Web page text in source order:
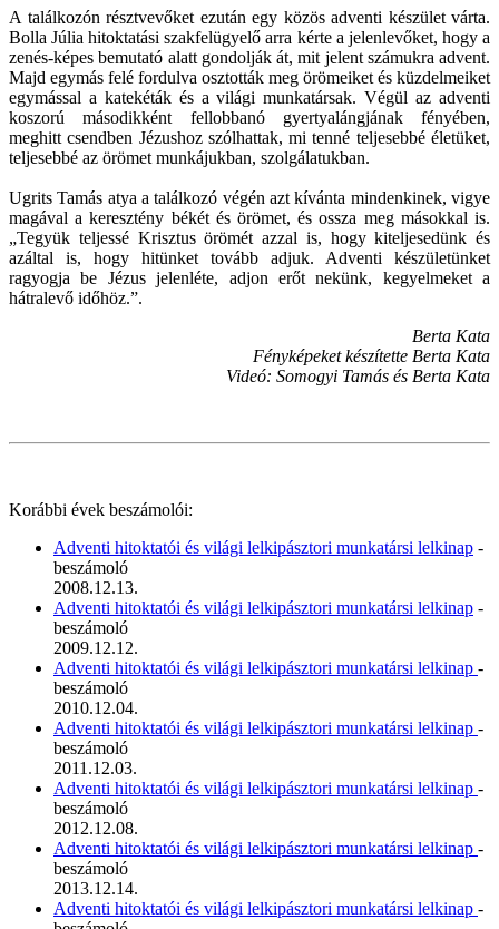
A találkozón résztvevőket ezután egy közös adventi készület várta.
Bolla Júlia hitoktatási szakfelügyelő arra kérte a jelenlevőket, hogy a
zenés-képes bemutató alatt gondolják át, mit jelent számukra advent.
Majd egymás felé fordulva osztották meg örömeiket és küzdelmeiket
egymással a katekéták és a világi munkatársak. Végül az adventi
koszorú másodikként fellobbanó gyertyalángjának fényében,
meghitt csendben Jézushoz szólhattak, mi tenné teljesebbé életüket,
teljesebbé az örömet munkájukban, szolgálatukban.
Ugrits Tamás atya a találkozó végén azt kívánta mindenkinek, vigye
magával a keresztény békét és örömet, és ossza meg másokkal is.
„Tegyük teljessé Krisztus örömét azzal is, hogy kiteljesedünk és
azáltal is, hogy hitünket tovább adjuk. Adventi készületünket
ragyogja be Jézus jelenléte, adjon erőt nekünk, kegyelmeket a
hátralevő időhöz.”.
Berta Kata
Fényképeket készítette Berta Kata
Videó: Somogyi Tamás és Berta Kata
Korábbi évek beszámolói:
Adventi hitoktatói és világi lelkipásztori munkatársi lelkinap -
beszámoló
2008.12.13.
Adventi hitoktatói és világi lelkipásztori munkatársi lelkinap -
beszámoló
2009.12.12.
Adventi hitoktatói és világi lelkipásztori munkatársi lelkinap -
beszámoló
2010.12.04.
Adventi hitoktatói és világi lelkipásztori munkatársi lelkinap -
beszámoló
2011.12.03.
Adventi hitoktatói és világi lelkipásztori munkatársi lelkinap -
beszámoló
2012.12.08.
Adventi hitoktatói és világi lelkipásztori munkatársi lelkinap -
beszámoló
2013.12.14.
Adventi hitoktatói és világi lelkipásztori munkatársi lelkinap -